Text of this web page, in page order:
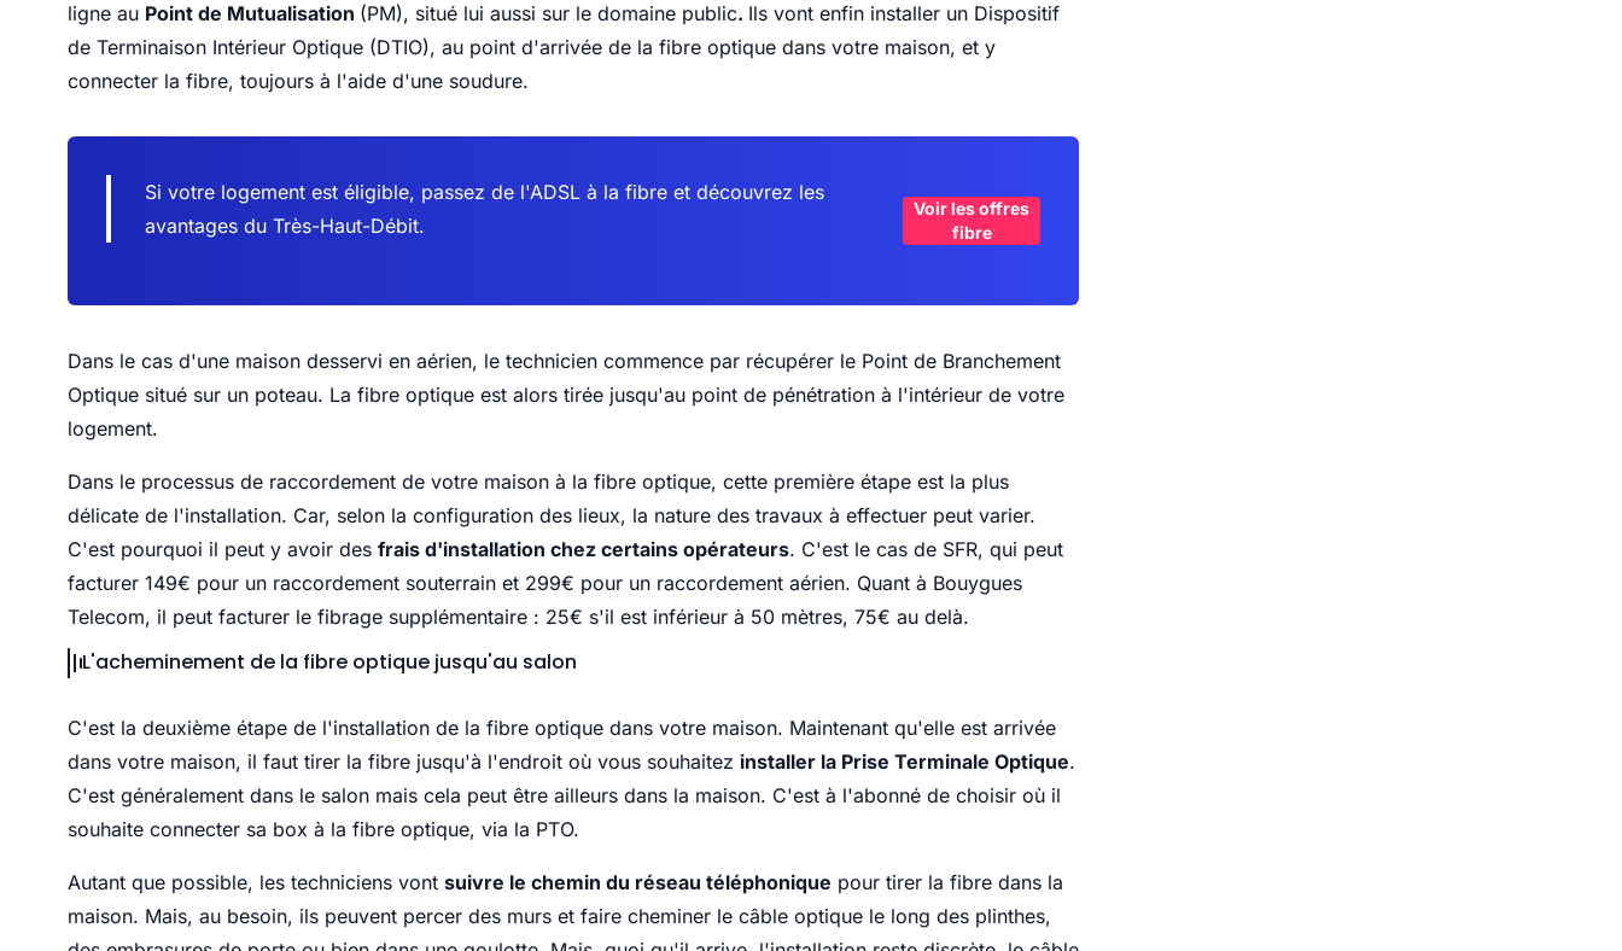
ligne au Point de Mutualisation (PM), situé lui aussi sur le domaine public. Ils vont enfin installer un Dispositif
de Terminaison Intérieur Optique (DTIO), au point d'arrivée de la fibre optique dans votre maison, et y
connecter la fibre, toujours à l'aide d'une soudure.
Si votre logement est éligible, passez de l'ADSL à la fibre et découvrez les
avantages du Très-Haut-Débit.
Voir les offres
fibre
Dans le cas d'une maison desservi en aérien, le technicien commence par récupérer le Point de Branchement
Optique situé sur un poteau. La fibre optique est alors tirée jusqu'au point de pénétration à l'intérieur de votre
logement.
Dans le processus de raccordement de votre maison à la fibre optique, cette première étape est la plus
délicate de l'installation. Car, selon la configuration des lieux, la nature des travaux à effectuer peut varier.
C'est pourquoi il peut y avoir des frais d'installation chez certains opérateurs. C'est le cas de SFR, qui peut
facturer 149€ pour un raccordement souterrain et 299€ pour un raccordement aérien. Quant à Bouygues
Telecom, il peut facturer le fibrage supplémentaire : 25€ s'il est inférieur à 50 mètres, 75€ au delà.
L'acheminement de la fibre optique jusqu'au salon
C'est la deuxième étape de l'installation de la fibre optique dans votre maison. Maintenant qu'elle est arrivée
dans votre maison, il faut tirer la fibre jusqu'à l'endroit où vous souhaitez installer la Prise Terminale Optique.
C'est généralement dans le salon mais cela peut être ailleurs dans la maison. C'est à l'abonné de choisir où il
souhaite connecter sa box à la fibre optique, via la PTO.
Autant que possible, les techniciens vont suivre le chemin du réseau téléphonique pour tirer la fibre dans la
maison. Mais, au besoin, ils peuvent percer des murs et faire cheminer le câble optique le long des plinthes,